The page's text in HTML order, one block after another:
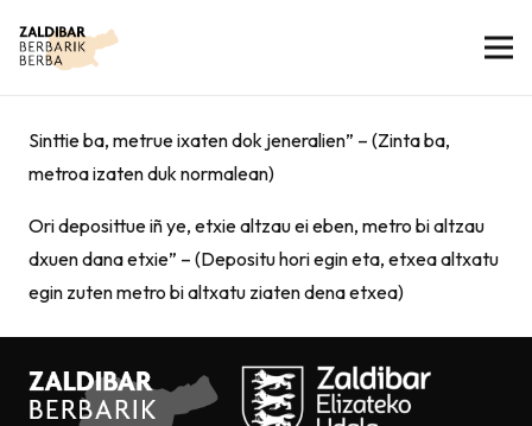
Sinttie ba, metrue ixaten dok jeneralien” – (Zinta ba,
metroa izaten duk normalean)
Ori deposittue iñ ye, etxie altzau ei eben, metro bi altzau
dxuen dana etxie” – (Depositu hori egin eta, etxea altxatu
egin zuten metro bi altxatu ziaten dena etxea)